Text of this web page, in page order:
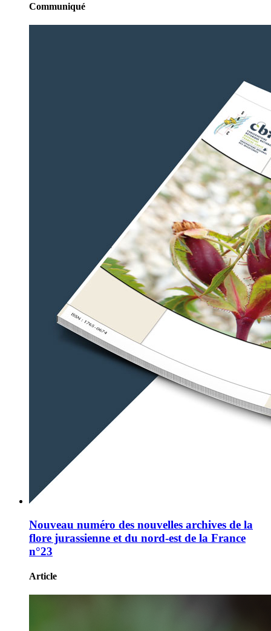
Communiqué
Nouveau numéro des nouvelles archives de la
flore jurassienne et du nord-est de la France
n°23
Article